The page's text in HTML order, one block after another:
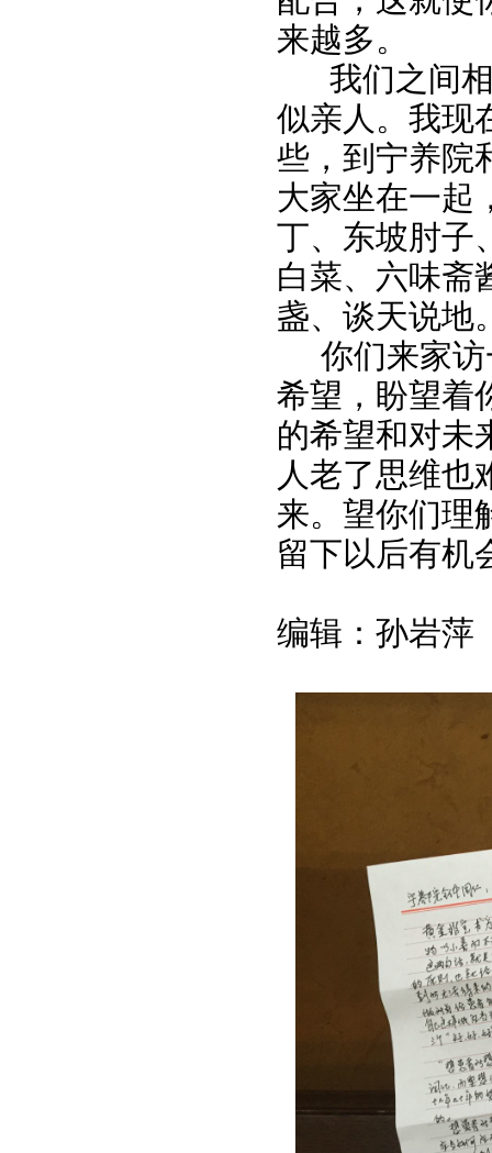
来越多。
我们之间相
似亲人。我现
些，到宁养院
大家坐在一起
丁、东坡肘子
白菜、六味斋
盏、谈天说地
你们来家访
希望，盼望着
的希望和对未
人老了思维也
来。望你们理
留下以后有机
编辑：孙岩萍